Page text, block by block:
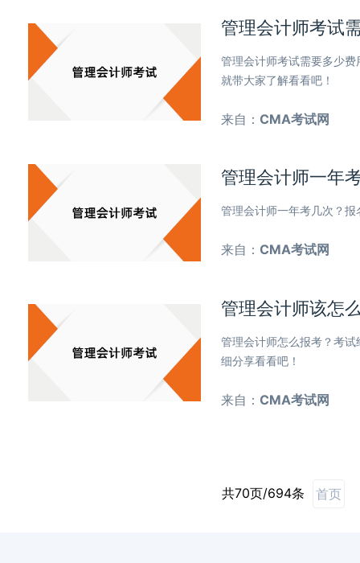
管理会计师考试
管理会计师考试需要多少
就带大家了解看看吧！
来自： CMA考试网
管理会计师一年
管理会计师一年考几次？
来自： CMA考试网
管理会计师该怎
管理会计师怎么报考？考
细分享看看吧！
来自： CMA考试网
共70页/694条 首页